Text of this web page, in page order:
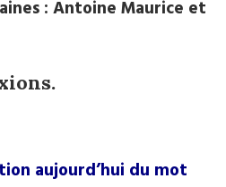
: Antoine Maurice et
aujourd’hui du mot